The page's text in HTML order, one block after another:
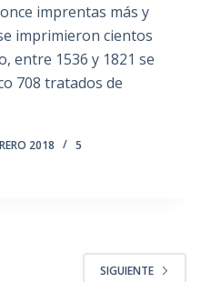
imprentas más y
imprimieron cientos
entre 1536 y 1821 se
708 tratados de
2018
5
SIGUIENTE